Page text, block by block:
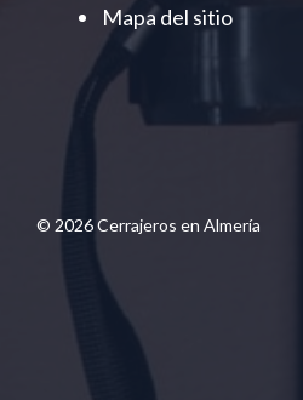
Mapa del sitio
© 2026 Cerrajeros en Almería